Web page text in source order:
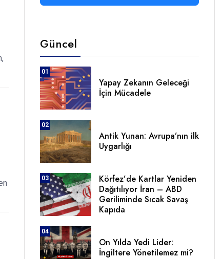
Güncel
01
Yapay Zekanın Geleceği
İçin Mücadele
02
Antik Yunan: Avrupa’nın ilk
Uygarlığı
03
Körfez’de Kartlar Yeniden
Dağıtılıyor İran – ABD
Geriliminde Sıcak Savaş
Kapıda
04
On Yılda Yedi Lider:
İngiltere Yönetilemez mi?